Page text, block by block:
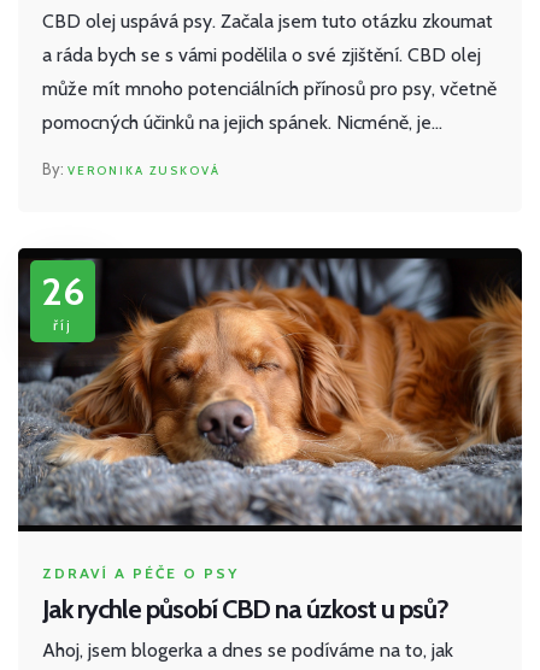
CBD olej uspává psy. Začala jsem tuto otázku zkoumat
a ráda bych se s vámi podělila o své zjištění. CBD olej
může mít mnoho potenciálních přínosů pro psy, včetně
pomocných účinků na jejich spánek. Nicméně, je
CBD olej dobrou volbou.
VERONIKA ZUSKOVÁ
26
říj
ZDRAVÍ A PÉČE O PSY
Jak rychle působí CBD na úzkost u psů?
Ahoj, jsem blogerka a dnes se podíváme na to, jak